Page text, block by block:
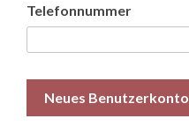
Telefonnummer